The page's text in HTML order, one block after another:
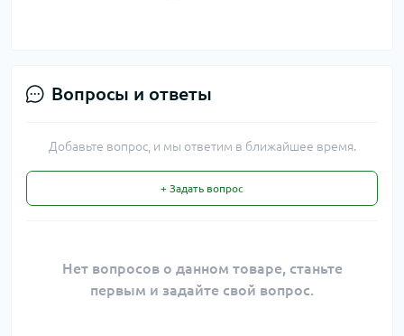
Вопросы и ответы
Добавьте вопрос, и мы ответим в ближайшее время.
+ Задать вопрос
Нет вопросов о данном товаре, станьте
первым и задайте свой вопрос.